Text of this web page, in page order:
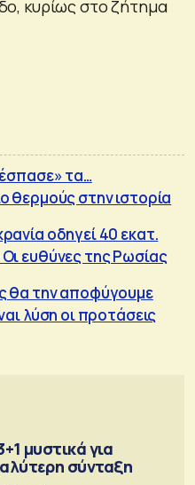
κυρίως στο ζήτημα
τα…
θερμούς στην ιστορία
οδηγεί 40 εκατ.
ευθύνες της Ρωσίας
θα την αποφύγουμε
λύση οι προτάσεις
μυστικά για
σύνταξη